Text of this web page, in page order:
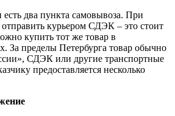
есть два пункта самовывоза. При
курьером СДЭК – это стоит
купить тот же товар в
За пределы Петербурга товар обычно
СДЭК или другие транспортные
предоставляется несколько